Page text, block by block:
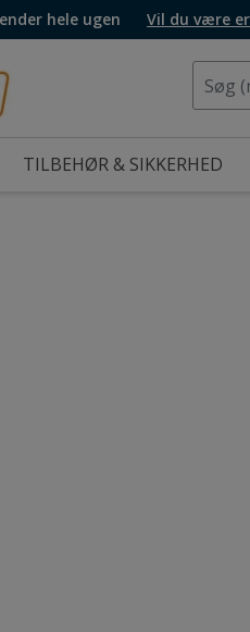
hele ugen Vil du være
TILBEHØR & SIKKERHED